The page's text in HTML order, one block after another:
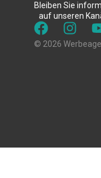
Bleiben Sie
auf unseren
© 2026